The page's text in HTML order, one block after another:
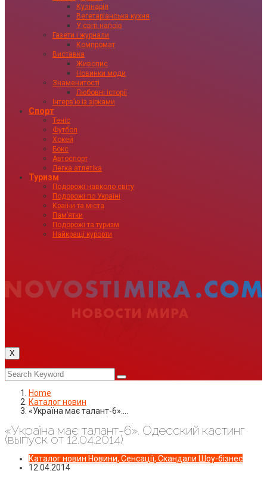
Кулінарія
Вегетаріанська кухня
У світі напоїв
Газети і журнали
Компромат
Виставка
Живопис
Новинки моди
Знаменитості
Любовні історії
Інтервʼю із зірками
Спорт
Теніс
Футбол
Хокей
Бокс
Автоспорт
Легка атлетіка
Туризм
Подорожі навколо світу
Подорожі по Україні
Країни та міста
Пам’ятки
Подорожі та туризм
Найкращі курорти
X
Home
Каталог новин
«Україна має талант-6».…
«Україна має талант-6». Одесский кастинг
(выпуск от 12.04.2014)
Каталог новин Новини, Сенсації, Скандали Шоу-бізнес
12.04.2014